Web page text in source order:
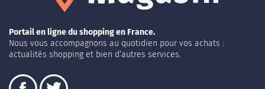
Portail en ligne du shopping en France.
Nous vous accompagnons au quotidien pour vos achats :
actualités shopping et bien d’autres services.